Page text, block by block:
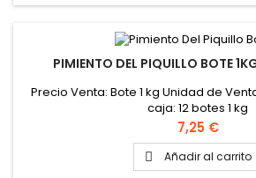
PIMIENTO DEL PIQUILLO BOTE
Precio Venta: Bote 1 kg Unidad de
caja: 12 botes 1 kg
Precio
7,25 €
 Añadir al carrito